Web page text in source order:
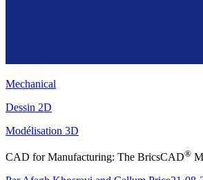
Mechanical
Dessin 2D
Modélisation 3D
CAD for Manufacturing: The BricsCAD®